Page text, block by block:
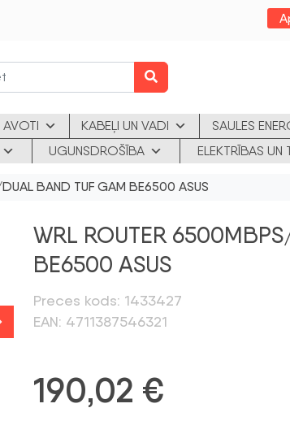
AVOTI KABEĻI UN VADI SAULES
UGUNSDROŠĪBA ELEKTRĪBAS UN
BAND TUF GAM BE6500 ASUS
WRL ROUTER
BE6500 ASUS
Preces kods: 1433427
EAN: 4711387546321
190,02 €